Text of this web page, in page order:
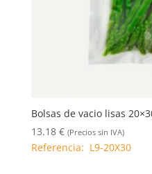
Bolsas de vacio lisas
13.18 € (Precios sin IVA)
Referencia: L9-20X30